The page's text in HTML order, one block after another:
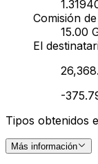
Comisión
15.00
El
-
Tipos obtenidos
Más información